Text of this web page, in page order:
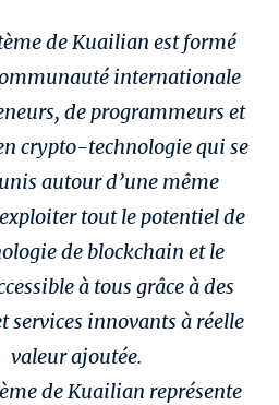
de Kuailian est formé
internationale
de programmeurs et
crypto-technologie qui se
autour d’une même
tout le potentiel de
de blockchain et le
à tous grâce à des
services innovants à réelle
valeur ajoutée.
de Kuailian représente